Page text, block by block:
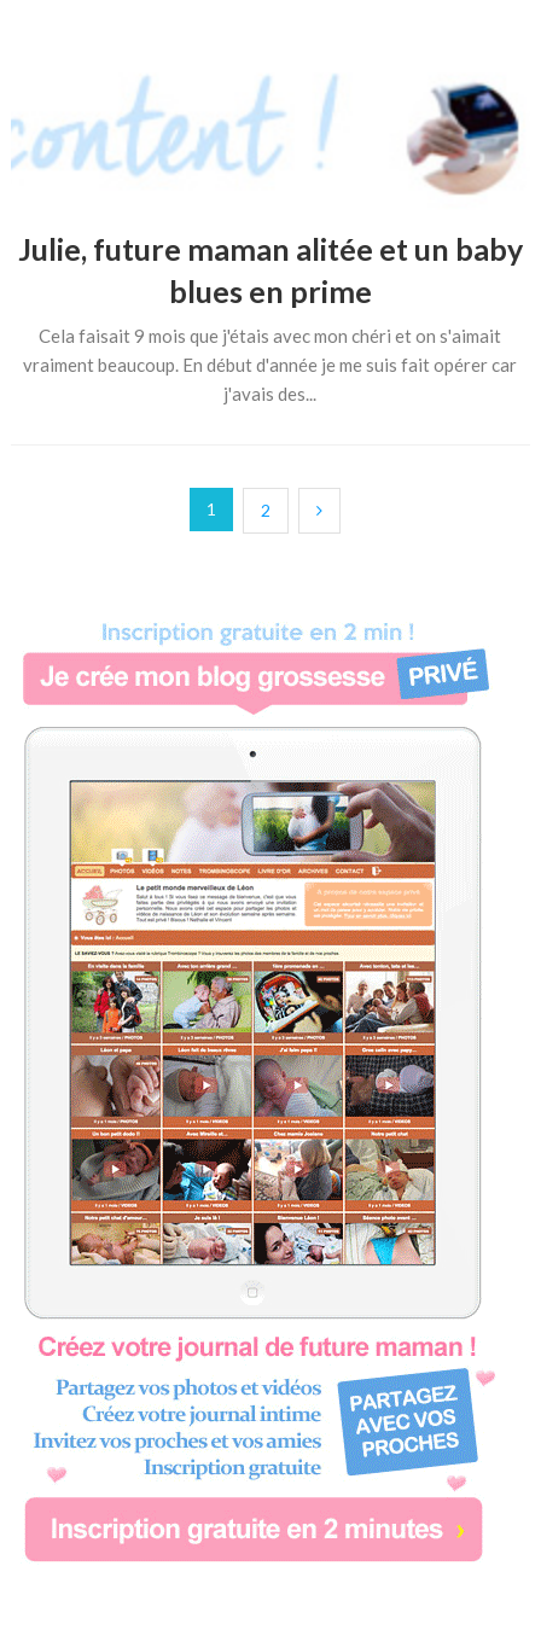
Julie, future maman alitée et un baby
blues en prime
Cela faisait 9 mois que j'étais avec mon chéri et on s'aimait
vraiment beaucoup. En début d'année je me suis fait opérer car
j'avais des...
1 2